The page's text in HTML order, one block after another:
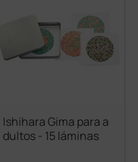
Ishihara Gima para a
dultos - 15 láminas